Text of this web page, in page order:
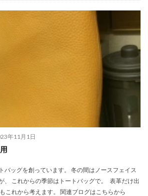
年11月1日
バッグを創っています。 冬の間はノースフェイス
、 これからの季節はトートバッグで。 表革だけ出
これから考えます。 関連ブログはこちらから